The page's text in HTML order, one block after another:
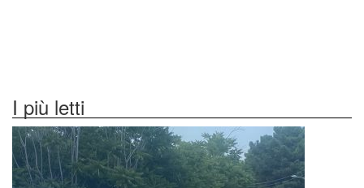
I più letti